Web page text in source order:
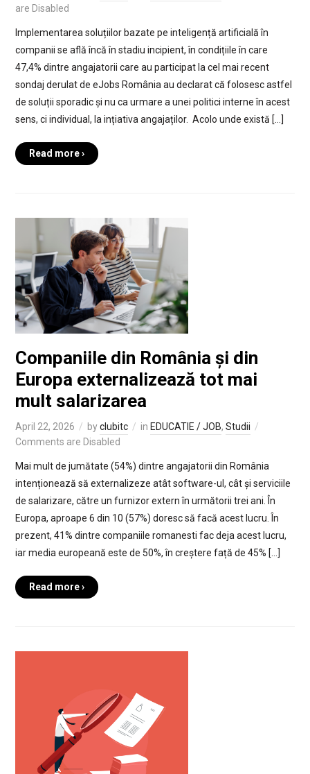
are Disabled
Implementarea soluțiilor bazate pe inteligență artificială în
companii se află încă în stadiu incipient, în condițiile în care
47,4% dintre angajatorii care au participat la cel mai recent
sondaj derulat de eJobs România au declarat că folosesc astfel
de soluții sporadic și nu ca urmare a unei politici interne în acest
sens, ci individual, la ințiativa angajaților. Acolo unde există […]
Read more ›
Companiile din România și din
Europa externalizează tot mai
mult salarizarea
April 22, 2026 byclubitc in EDUCATIE / JOB, Studii
Comments are Disabled
Mai mult de jumătate (54%) dintre angajatorii din România
intenționează să externalizeze atât software-ul, cât și serviciile
de salarizare, către un furnizor extern în următorii trei ani. În
Europa, aproape 6 din 10 (57%) doresc să facă acest lucru. În
prezent, 41% dintre companiile romanesti fac deja acest lucru,
iar media europeană este de 50%, în creștere față de 45% […]
Read more ›